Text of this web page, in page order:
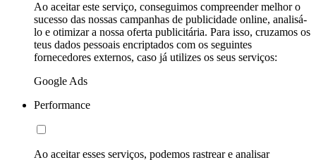
Ao aceitar este serviço, conseguimos compreender melhor o
sucesso das nossas campanhas de publicidade online, analisá-
lo e otimizar a nossa oferta publicitária. Para isso, cruzamos os
teus dados pessoais encriptados com os seguintes
fornecedores externos, caso já utilizes os seus serviços:
Google Ads
Performance
Ao aceitar esses serviços, podemos rastrear e analisar